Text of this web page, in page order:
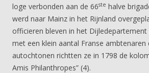
loge verbonden aan de 66ste halve
werd naar Mainz in het Rijnland
officieren bleven in het
met een klein aantal Franse ambtenaren
autochtonen richtten ze in 1798 de
Amis Philanthropes” (4).